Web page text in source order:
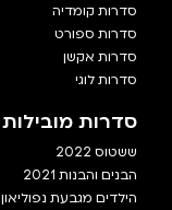
סדרות קומדיה
סדרות ספורט
סדרות אקשן
סדרות לוגי
סדרות מובילות
ששטוס 2022
הבנים והבנות 2021
הילדים מגבעת נפוליאון